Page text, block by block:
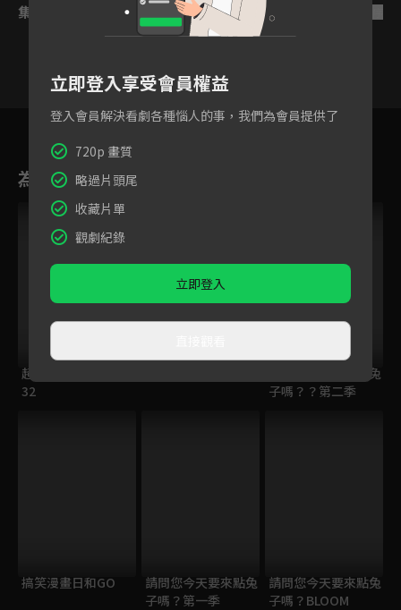
集數列表
7 8 9 10 11
為您推薦
超級總動員S18 #5-
32
請問您今天要來點兔
子嗎？？第二季
搞笑漫畫日和GO
請問您今天要來點兔
子嗎？第一季
請問您今天要來點兔
子嗎？BLOOM
立即登入享受會員權益
登入會員解決看劇各種惱人的事，我們為會員提供了
720p 畫質
略過片頭尾
收藏片單
觀劇紀錄
立即登入